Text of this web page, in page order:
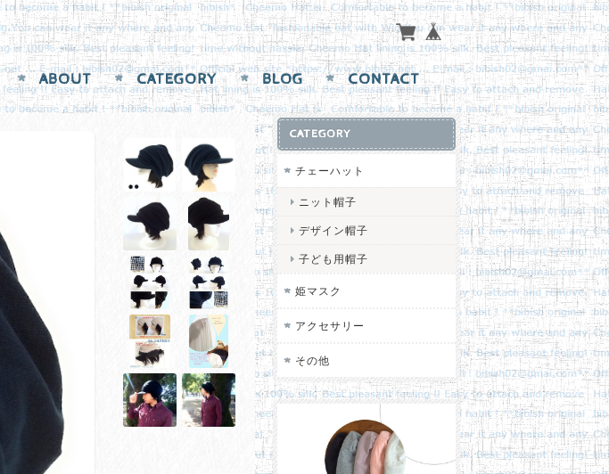
ABOUT CATEGORY BLOG CONTACT
CATEGORY
チェーハット
ニット帽子
デザイン帽子
子ども用帽子
姫マスク
アクセサリー
その他